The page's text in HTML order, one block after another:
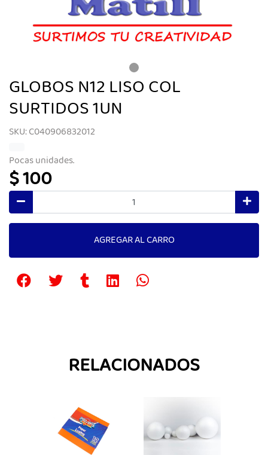
GLOBOS N12 LISO COL
SURTIDOS 1UN
SKU: C040906832012
Pocas unidades.
$ 100
AGREGAR AL CARRO
RELACIONADOS